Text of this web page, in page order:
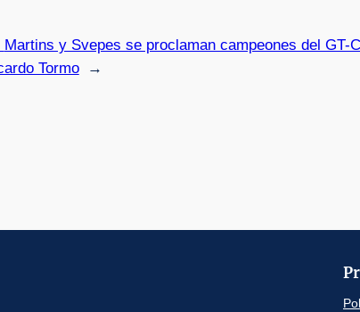
Martins y Svepes se proclaman campeones del GT-
Tormo
→